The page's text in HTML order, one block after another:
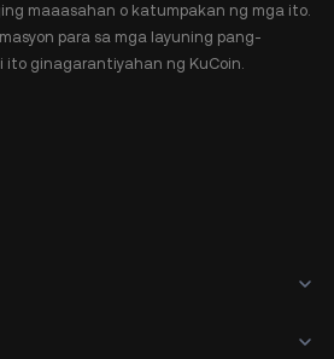
maaasahan o katumpakan ng mga ito.
para sa mga layuning pang-
ito ginagarantiyahan ng KuCoin.